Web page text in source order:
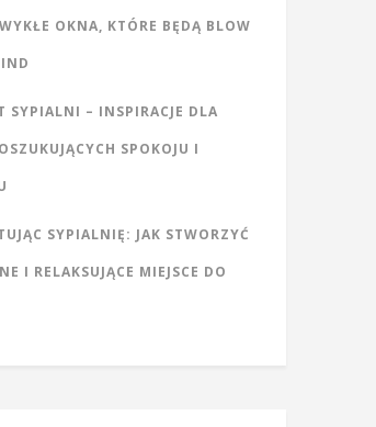
OKNA, KTÓRE BĘDĄ BLOW
SYPIALNI – INSPIRACJE DLA
SPOKOJU I
SYPIALNIĘ: JAK STWORZYĆ
I RELAKSUJĄCE MIEJSCE DO